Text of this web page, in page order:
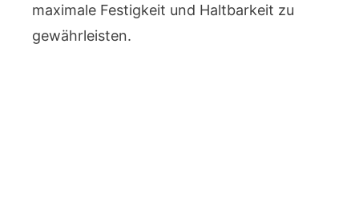
maximale Festigkeit und Haltbarkeit zu
gewährleisten.